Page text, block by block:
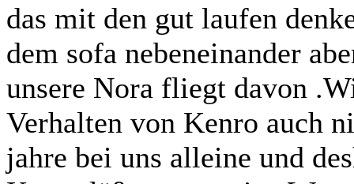
das mit den gut laufen
dem sofa nebeneinander
unsere Nora fliegt davon
Verhalten von Kenro auch
jahre bei uns alleine und